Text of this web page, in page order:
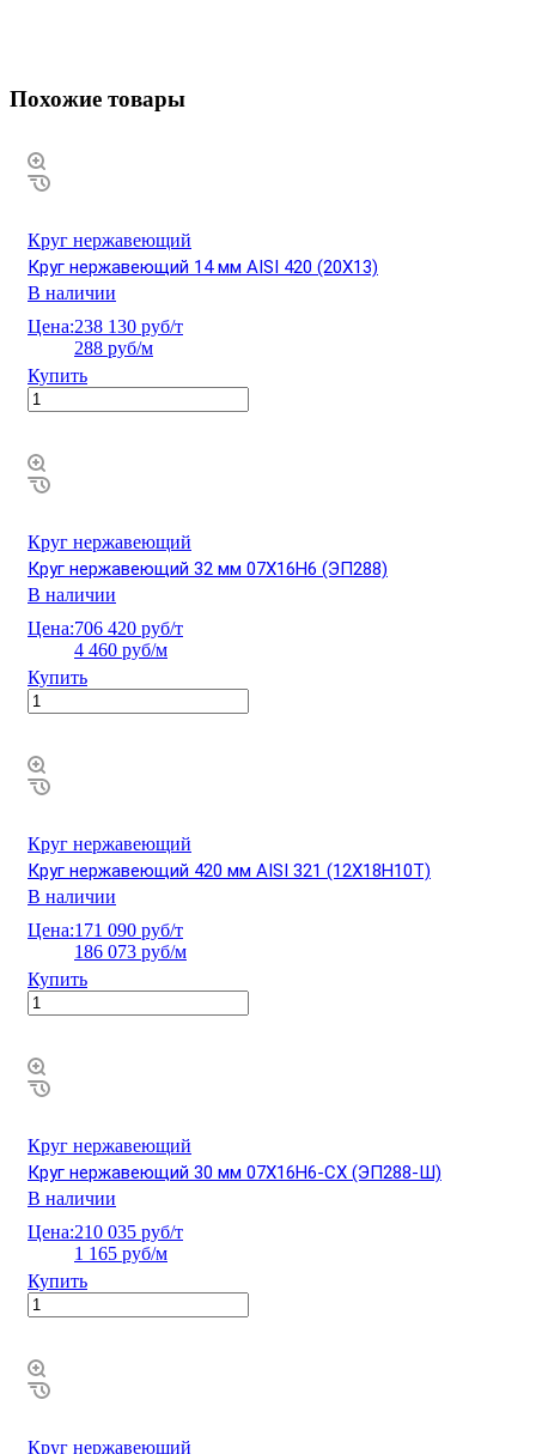
Похожие товары
Круг нержавеющий
Круг нержавеющий 14 мм AISI 420 (20Х13)
В наличии
Цена:238 130 руб/т
288 руб/м
Купить
Круг нержавеющий
Круг нержавеющий 32 мм 07Х16Н6 (ЭП288)
В наличии
Цена:706 420 руб/т
4 460 руб/м
Купить
Круг нержавеющий
Круг нержавеющий 420 мм AISI 321 (12Х18Н10Т)
В наличии
Цена:171 090 руб/т
186 073 руб/м
Купить
Круг нержавеющий
Круг нержавеющий 30 мм 07Х16Н6-СХ (ЭП288-Ш)
В наличии
Цена:210 035 руб/т
1 165 руб/м
Купить
Круг нержавеющий